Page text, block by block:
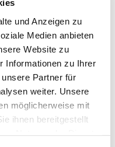
und Anzeigen zu
Medien anbieten
Website zu
Informationen zu Ihrer
Partner für
weiter. Unsere
möglicherweise mit
ihnen bereitgestellt